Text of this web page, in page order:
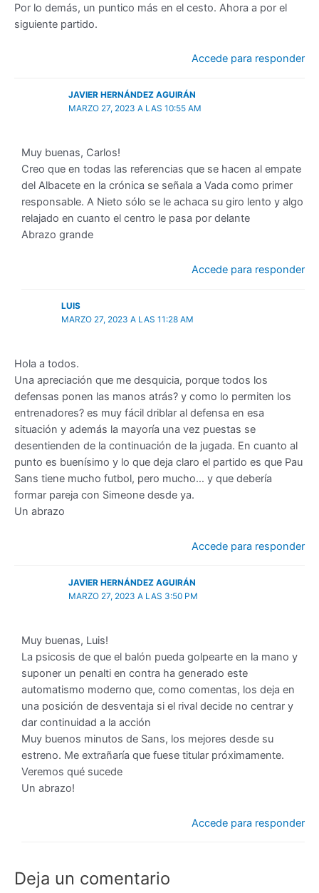
Por lo demás, un puntico más en el cesto. Ahora a por el
siguiente partido.
Accede para responder
JAVIER HERNÁNDEZ AGUIRÁN
MARZO 27, 2023 A LAS 10:55 AM
Muy buenas, Carlos!
Creo que en todas las referencias que se hacen al empate
del Albacete en la crónica se señala a Vada como primer
responsable. A Nieto sólo se le achaca su giro lento y algo
relajado en cuanto el centro le pasa por delante
Abrazo grande
Accede para responder
LUIS
MARZO 27, 2023 A LAS 11:28 AM
Hola a todos.
Una apreciación que me desquicia, porque todos los
defensas ponen las manos atrás? y como lo permiten los
entrenadores? es muy fácil driblar al defensa en esa
situación y además la mayoría una vez puestas se
desentienden de la continuación de la jugada. En cuanto al
punto es buenísimo y lo que deja claro el partido es que Pau
Sans tiene mucho futbol, pero mucho… y que debería
formar pareja con Simeone desde ya.
Un abrazo
Accede para responder
JAVIER HERNÁNDEZ AGUIRÁN
MARZO 27, 2023 A LAS 3:50 PM
Muy buenas, Luis!
La psicosis de que el balón pueda golpearte en la mano y
suponer un penalti en contra ha generado este
automatismo moderno que, como comentas, los deja en
una posición de desventaja si el rival decide no centrar y
dar continuidad a la acción
Muy buenos minutos de Sans, los mejores desde su
estreno. Me extrañaría que fuese titular próximamente.
Veremos qué sucede
Un abrazo!
Accede para responder
Deja un comentario